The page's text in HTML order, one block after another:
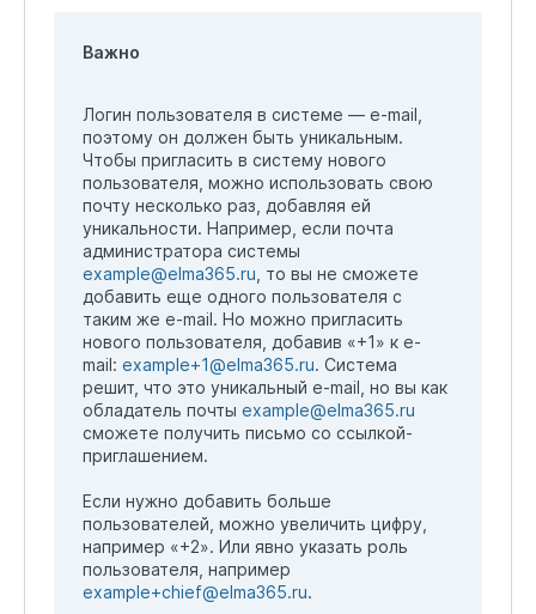
Важно
Логин пользователя в системе — e-mail,
поэтому он должен быть уникальным.
Чтобы пригласить в систему нового
пользователя, можно использовать свою
почту несколько раз, добавляя ей
уникальности. Например, если почта
администратора системы
example@elma365.ru , то вы не сможете
добавить еще одного пользователя с
таким же e-mail. Но можно пригласить
нового пользователя, добавив «+1» к e-
mail: example+1@elma365.ru. Система
решит, что это уникальный e-mail, но вы как
обладатель почты example@elma365.ru
сможете получить письмо со ссылкой-
приглашением.
Если нужно добавить больше
пользователей, можно увеличить цифру,
например «+2». Или явно указать роль
пользователя, например
example+chief@elma365.ru.